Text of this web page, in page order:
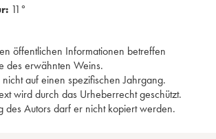
11°
öffentlichen Informationen betreffen
des erwähnten Weins.
auf einen spezifischen Jahrgang.
wird durch das Urheberrecht geschützt.
des Autors darf er nicht kopiert werden.